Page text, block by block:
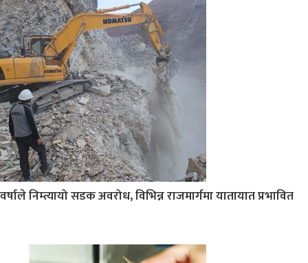
वर्षाले निम्त्यायो सडक अवरोध, विभिन्न राजमार्गमा यातायात प्रभावित